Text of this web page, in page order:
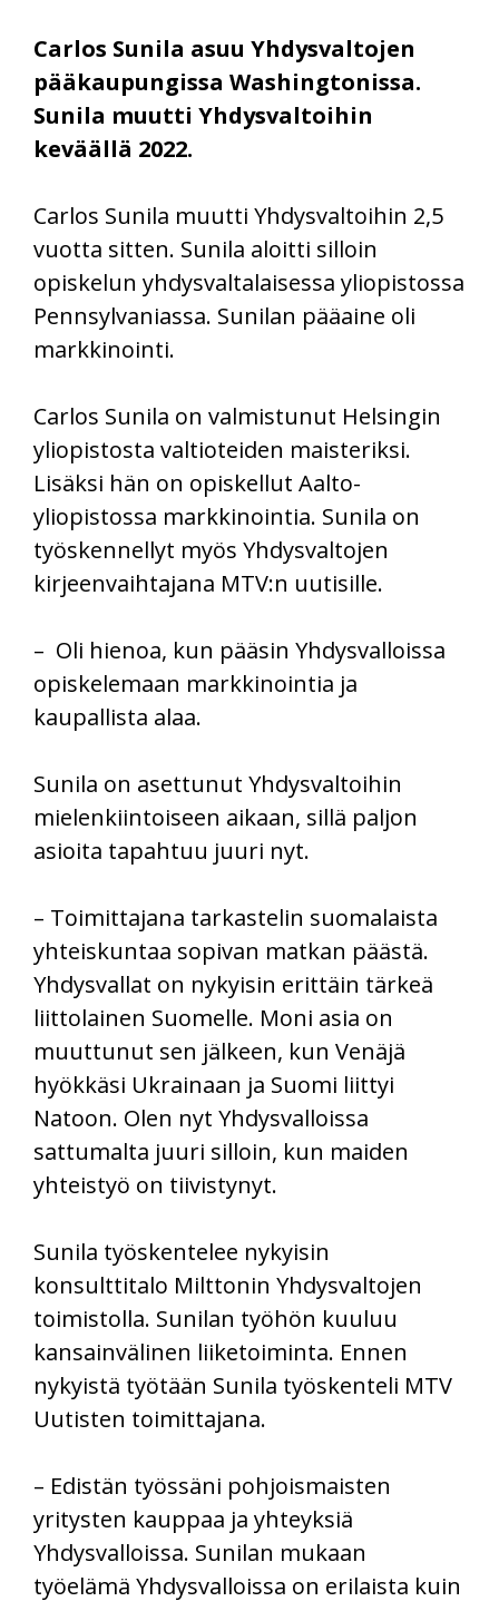
Carlos Sunila asuu Yhdysvaltojen
pääkaupungissa Washingtonissa.
Sunila muutti Yhdysvaltoihin
keväällä 2022.
Carlos Sunila muutti Yhdysvaltoihin 2,5
vuotta sitten. Sunila aloitti silloin
opiskelun yhdysvaltalaisessa yliopistossa
Pennsylvaniassa. Sunilan pääaine oli
markkinointi.
Carlos Sunila on valmistunut Helsingin
yliopistosta valtioteiden maisteriksi.
Lisäksi hän on opiskellut Aalto-
yliopistossa markkinointia. Sunila on
työskennellyt myös Yhdysvaltojen
kirjeenvaihtajana MTV:n uutisille.
– Oli hienoa, kun pääsin Yhdysvalloissa
opiskelemaan markkinointia ja
kaupallista alaa.
Sunila on asettunut Yhdysvaltoihin
mielenkiintoiseen aikaan, sillä paljon
asioita tapahtuu juuri nyt.
– Toimittajana tarkastelin suomalaista
yhteiskuntaa sopivan matkan päästä.
Yhdysvallat on nykyisin erittäin tärkeä
liittolainen Suomelle. Moni asia on
muuttunut sen jälkeen, kun Venäjä
hyökkäsi Ukrainaan ja Suomi liittyi
Natoon. Olen nyt Yhdysvalloissa
sattumalta juuri silloin, kun maiden
yhteistyö on tiivistynyt.
Sunila työskentelee nykyisin
konsulttitalo Milttonin Yhdysvaltojen
toimistolla. Sunilan työhön kuuluu
kansainvälinen liiketoiminta. Ennen
nykyistä työtään Sunila työskenteli MTV
Uutisten toimittajana.
– Edistän työssäni pohjoismaisten
yritysten kauppaa ja yhteyksiä
Yhdysvalloissa. Sunilan mukaan
työelämä Yhdysvalloissa on erilaista kuin